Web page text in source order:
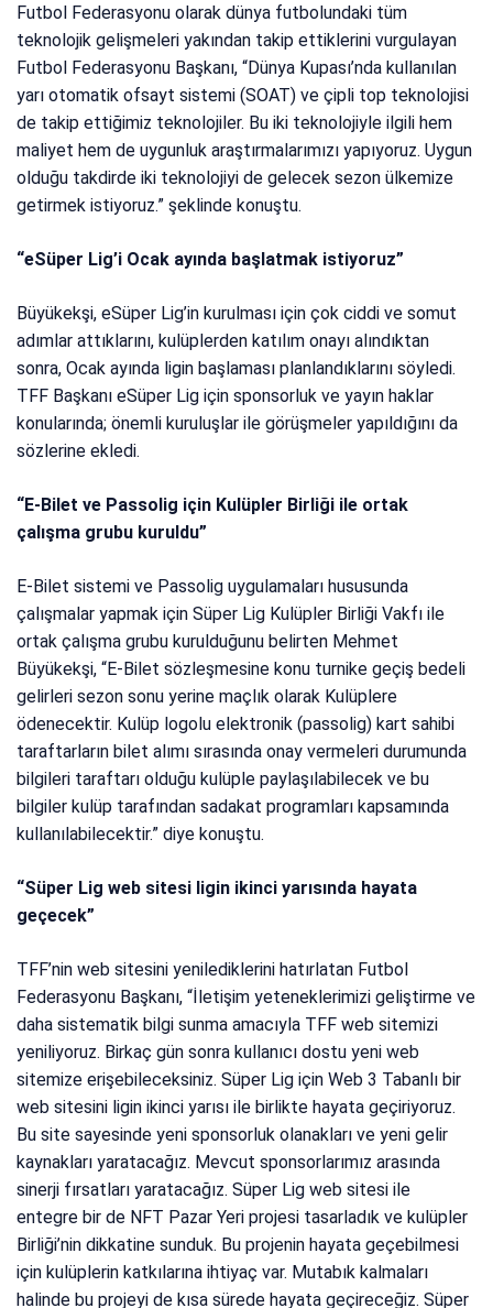
Futbol Federasyonu olarak dünya futbolundaki tüm
teknolojik gelişmeleri yakından takip ettiklerini vurgulayan
Futbol Federasyonu Başkanı, “Dünya Kupası’nda kullanılan
yarı otomatik ofsayt sistemi (SOAT) ve çipli top teknolojisi
de takip ettiğimiz teknolojiler. Bu iki teknolojiyle ilgili hem
maliyet hem de uygunluk araştırmalarımızı yapıyoruz. Uygun
olduğu takdirde iki teknolojiyi de gelecek sezon ülkemize
getirmek istiyoruz.” şeklinde konuştu.
“eSüper Lig’i Ocak ayında başlatmak istiyoruz”
Büyükekşi, eSüper Lig’in kurulması için çok ciddi ve somut
adımlar attıklarını, kulüplerden katılım onayı alındıktan
sonra, Ocak ayında ligin başlaması planlandıklarını söyledi.
TFF Başkanı eSüper Lig için sponsorluk ve yayın haklar
konularında; önemli kuruluşlar ile görüşmeler yapıldığını da
sözlerine ekledi.
“E-Bilet ve Passolig için Kulüpler Birliği ile ortak
çalışma grubu kuruldu”
E-Bilet sistemi ve Passolig uygulamaları hususunda
çalışmalar yapmak için Süper Lig Kulüpler Birliği Vakfı ile
ortak çalışma grubu kurulduğunu belirten Mehmet
Büyükekşi, “E-Bilet sözleşmesine konu turnike geçiş bedeli
gelirleri sezon sonu yerine maçlık olarak Kulüplere
ödenecektir. Kulüp logolu elektronik (passolig) kart sahibi
taraftarların bilet alımı sırasında onay vermeleri durumunda
bilgileri taraftarı olduğu kulüple paylaşılabilecek ve bu
bilgiler kulüp tarafından sadakat programları kapsamında
kullanılabilecektir.” diye konuştu.
“Süper Lig web sitesi ligin ikinci yarısında hayata
geçecek”
TFF’nin web sitesini yenilediklerini hatırlatan Futbol
Federasyonu Başkanı, “İletişim yeteneklerimizi geliştirme ve
daha sistematik bilgi sunma amacıyla TFF web sitemizi
yeniliyoruz. Birkaç gün sonra kullanıcı dostu yeni web
sitemize erişebileceksiniz. Süper Lig için Web 3 Tabanlı bir
web sitesini ligin ikinci yarısı ile birlikte hayata geçiriyoruz.
Bu site sayesinde yeni sponsorluk olanakları ve yeni gelir
kaynakları yaratacağız. Mevcut sponsorlarımız arasında
sinerji fırsatları yaratacağız. Süper Lig web sitesi ile
entegre bir de NFT Pazar Yeri projesi tasarladık ve kulüpler
Birliği’nin dikkatine sunduk. Bu projenin hayata geçebilmesi
için kulüplerin katkılarına ihtiyaç var. Mutabık kalmaları
halinde bu projeyi de kısa sürede hayata geçireceğiz. Süper